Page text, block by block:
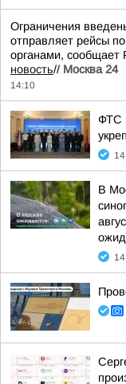
Ограничения
отправляет рейсы
органами, сообщает
новость// Москва 24
14:10
ФТС
В